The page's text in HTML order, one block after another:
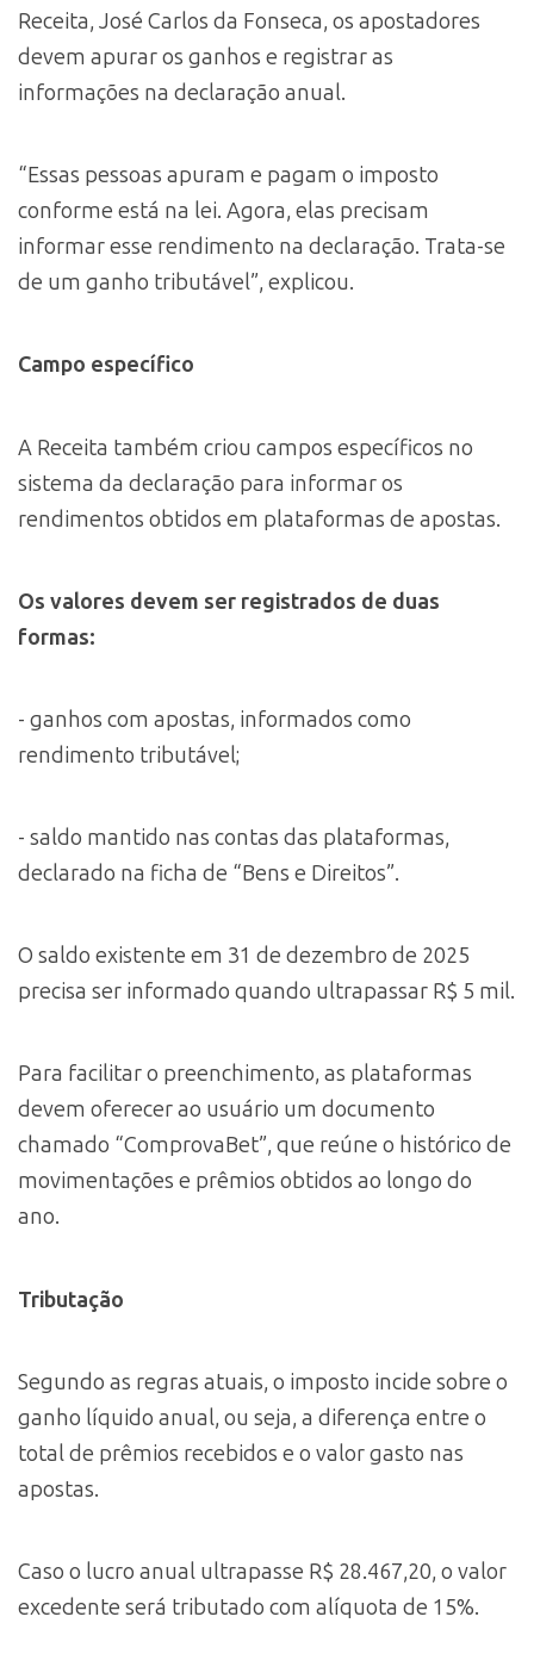
Receita, José Carlos da Fonseca, os apostadores
devem apurar os ganhos e registrar as
informações na declaração anual.
“Essas pessoas apuram e pagam o imposto
conforme está na lei. Agora, elas precisam
informar esse rendimento na declaração. Trata-se
de um ganho tributável”, explicou.
Campo específico
A Receita também criou campos específicos no
sistema da declaração para informar os
rendimentos obtidos em plataformas de apostas.
Os valores devem ser registrados de duas
formas:
- ganhos com apostas, informados como
rendimento tributável;
- saldo mantido nas contas das plataformas,
declarado na ficha de “Bens e Direitos”.
O saldo existente em 31 de dezembro de 2025
precisa ser informado quando ultrapassar R$ 5 mil.
Para facilitar o preenchimento, as plataformas
devem oferecer ao usuário um documento
chamado “ComprovaBet”, que reúne o histórico de
movimentações e prêmios obtidos ao longo do
ano.
Tributação
Segundo as regras atuais, o imposto incide sobre o
ganho líquido anual, ou seja, a diferença entre o
total de prêmios recebidos e o valor gasto nas
apostas.
Caso o lucro anual ultrapasse R$ 28.467,20, o valor
excedente será tributado com alíquota de 15%.